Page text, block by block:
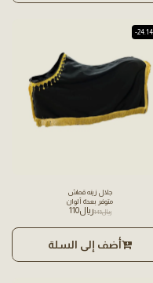
-
جلال زينه قماش
متوفر بعدة ألوان
﷼145﷼110
أضف إلى السلة